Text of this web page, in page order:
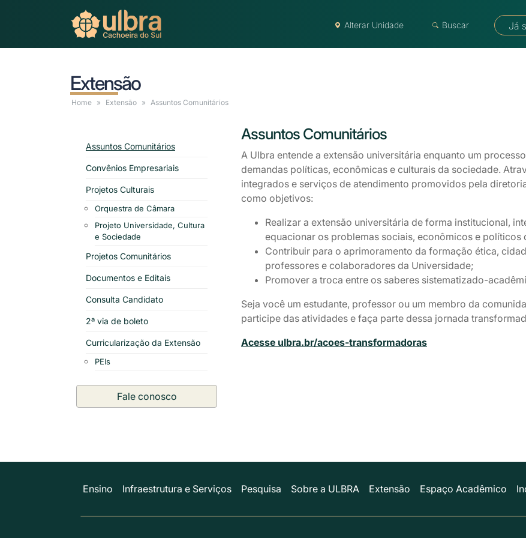
Alterar Unidade Buscar Já
Extensão
Home Extensão Assuntos Comunitários
Assuntos Comunitários
Convênios Empresariais
Projetos Culturais
Orquestra de Câmara
Projeto Universidade, Cultura
e Sociedade
Projetos Comunitários
Documentos e Editais
Consulta Candidato
2ª via de boleto
Curricularização da Extensão
PEIs
Fale conosco
Assuntos Comunitários
A Ulbra entende a extensão universitária enquanto um
demandas políticas, econômicas e culturais da sociedade.
integrados e serviços de atendimento promovidos pela
como objetivos:
Realizar a extensão universitária de forma institucional,
equacionar os problemas sociais, econômicos e políticos
Contribuir para o aprimoramento da formação ética,
professores e colaboradores da Universidade;
Promover a troca entre os saberes sistematizado-
Seja você um estudante, professor ou um membro da
participe das atividades e faça parte dessa jornada
Acesse ulbra.br/acoes-transformadoras
Ensino Infraestrutura e Serviços Pesquisa Sobre a ULBRA Extensão Espaço Acadêmico